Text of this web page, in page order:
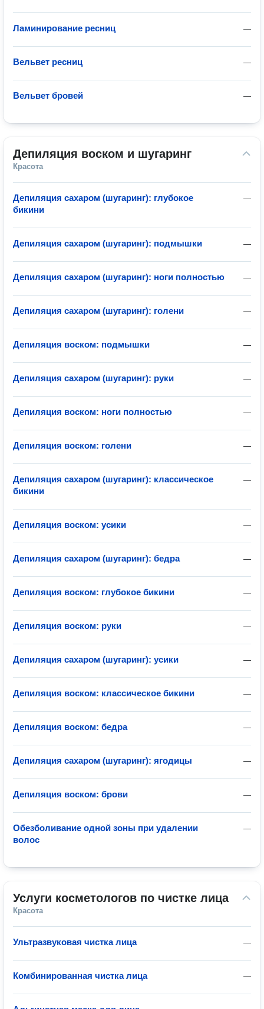
—
Ламинирование ресниц
—
Вельвет ресниц
—
Вельвет бровей
Депиляция воском и шугаринг
Красота
—
Депиляция сахаром (шугаринг): глубокое
бикини
—
Депиляция сахаром (шугаринг): подмышки
—
Депиляция сахаром (шугаринг): ноги полностью
—
Депиляция сахаром (шугаринг): голени
—
Депиляция воском: подмышки
—
Депиляция сахаром (шугаринг): руки
—
Депиляция воском: ноги полностью
—
Депиляция воском: голени
—
Депиляция сахаром (шугаринг): классическое
бикини
—
Депиляция воском: усики
—
Депиляция сахаром (шугаринг): бедра
—
Депиляция воском: глубокое бикини
—
Депиляция воском: руки
—
Депиляция сахаром (шугаринг): усики
—
Депиляция воском: классическое бикини
—
Депиляция воском: бедра
—
Депиляция сахаром (шугаринг): ягодицы
—
Депиляция воском: брови
—
Обезболивание одной зоны при удалении
волос
Услуги косметологов по чистке лица
Красота
—
Ультразвуковая чистка лица
—
Комбинированная чистка лица